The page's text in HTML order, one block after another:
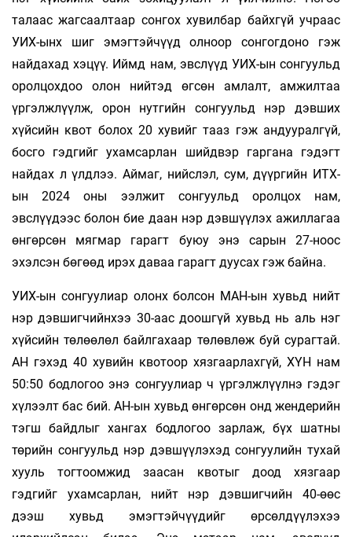
талаас жагсаалтаар сонгох хувилбар байхгүй учраас
УИХ-ынх шиг эмэгтэйчүүд олноор сонгогдоно гэж
найдахад хэцүү. Иймд нам, эвслүүд УИХ-ын сонгуульд
оролцохдоо олон нийтэд өгсөн амлалт, амжилтаа
үргэлжлүүлж, орон нутгийн сонгуульд нэр дэвших
хүйсийн квот болох 20 хувийг тааз гэж андууралгүй,
босго гэдгийг ухамсарлан шийдвэр гаргана гэдэгт
найдах л үлдлээ. Аймаг, нийслэл, сум, дүүргийн ИТХ-
ын 2024 оны ээлжит сонгуульд оролцох нам,
эвслүүдээс болон бие даан нэр дэвшүүлэх ажиллагаа
өнгөрсөн мягмар гарагт буюу энэ сарын 27-ноос
эхэлсэн бөгөөд ирэх даваа гарагт дуусах гэж байна.
УИХ-ын сонгуулиар олонх болсон МАН-ын хувьд нийт
нэр дэвшигчийнхээ 30-аас доошгүй хувьд нь аль нэг
хүйсийн төлөөлөл байлгахаар төлөвлөж буй сурагтай.
АН гэхэд 40 хувийн квотоор хязгаарлахгүй, ХҮН нам
50:50 бодлогоо энэ сонгуулиар ч үргэлжлүүлнэ гэдэг
хүлээлт бас бий. АН-ын хувьд өнгөрсөн онд жендерийн
тэгш байдлыг хангах бодлогоо зарлаж, бүх шатны
төрийн сонгуульд нэр дэвшүүлэхэд сонгуулийн тухай
хууль тогтоомжид заасан квотыг доод хязгаар
гэдгийг ухамсарлан, нийт нэр дэвшигчийн 40-өөс
дээш хувьд эмэгтэйчүүдийг өрсөлдүүлэхээ